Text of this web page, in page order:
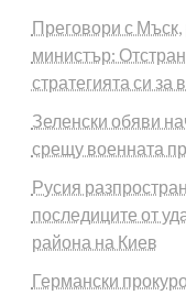
Преговори с
министър:
стратегията си за
Зеленски обяви
срещу военната
Русия
последиците от
района на Киев
Германски